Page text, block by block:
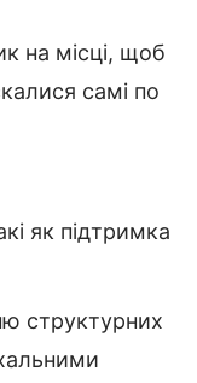
на місці, щоб
самі по
як підтримка
структурних